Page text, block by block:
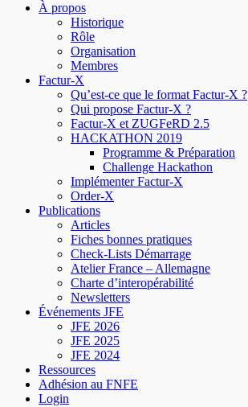
À propos
Historique
Rôle
Organisation
Membres
Factur-X
Qu’est-ce que le format Factur-X ?
Qui propose Factur-X ?
Factur-X et ZUGFeRD 2.5
HACKATHON 2019
Programme & Préparation
Challenge Hackathon
Implémenter Factur-X
Order-X
Publications
Articles
Fiches bonnes pratiques
Check-Lists Démarrage
Atelier France – Allemagne
Charte d’interopérabilité
Newsletters
Événements JFE
JFE 2026
JFE 2025
JFE 2024
Ressources
Adhésion au FNFE
Login